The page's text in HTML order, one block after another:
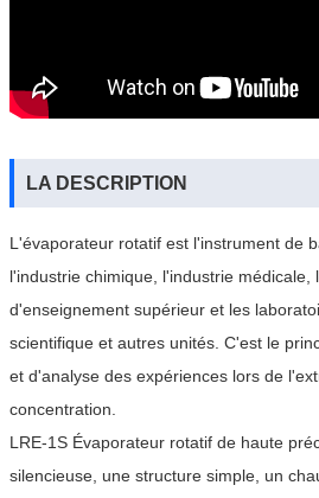
LA DESCRIPTION
L'évaporateur rotatif est l'instrument de
l'industrie chimique, l'industrie médicale,
d'enseignement supérieur et les
scientifique et autres unités. C'est le
et d'analyse des expériences lors de
concentration.
LRE-1S Évaporateur rotatif de haute
silencieuse, une structure simple, un